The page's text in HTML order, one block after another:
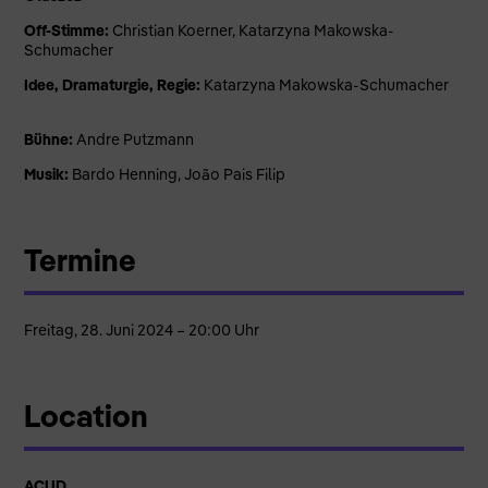
Off-Stimme: Christian Koerner, Katarzyna Makowska-
Schumacher
Idee, Dramaturgie, Regie: Katarzyna Makowska-Schumacher
Bühne: Andre Putzmann
Musik: Bardo Henning, João Pais Filip
Termine
Freitag, 28. Juni 2024 – 20:00 Uhr
Location